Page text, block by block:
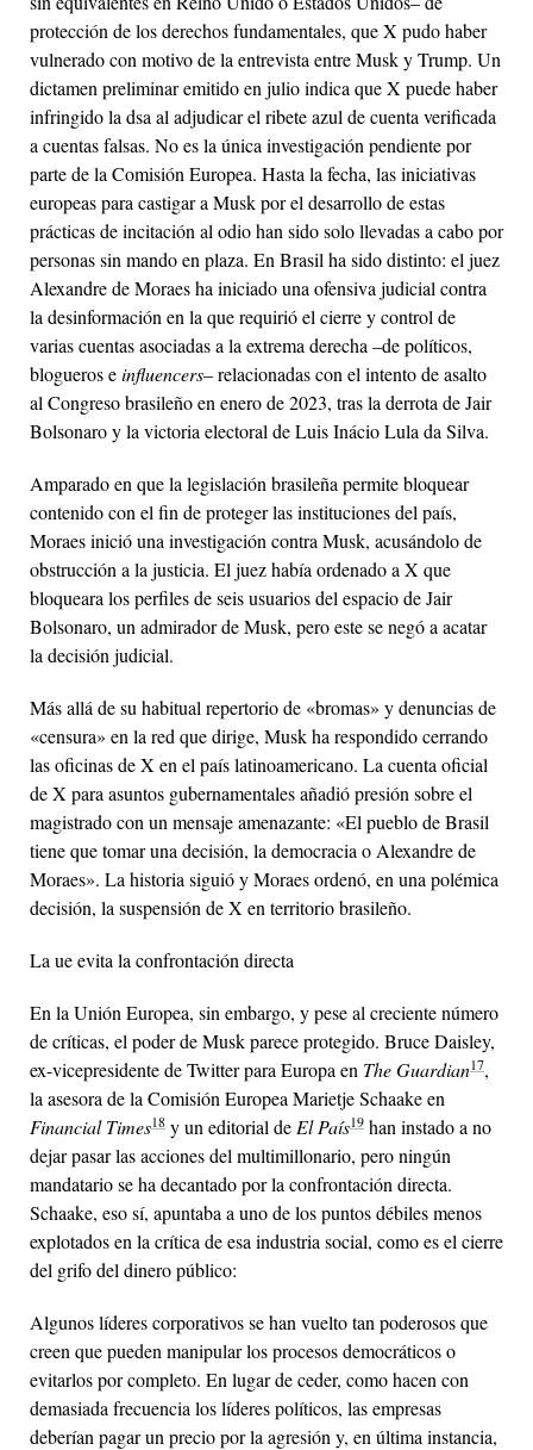
protección de los derechos fundamentales, que X pudo haber
vulnerado con motivo de la entrevista entre Musk y Trump. Un
dictamen preliminar emitido en julio indica que X puede haber
infringido la dsa al adjudicar el ribete azul de cuenta verificada
a cuentas falsas. No es la única investigación pendiente por
parte de la Comisión Europea. Hasta la fecha, las iniciativas
europeas para castigar a Musk por el desarrollo de estas
prácticas de incitación al odio han sido solo llevadas a cabo por
personas sin mando en plaza. En Brasil ha sido distinto: el juez
Alexandre de Moraes ha iniciado una ofensiva judicial contra
la desinformación en la que requirió el cierre y control de
varias cuentas asociadas a la extrema derecha –de políticos,
blogueros einfluencers– relacionadas con el intento de asalto
al Congreso brasileño en enero de 2023, tras la derrota de Jair
Bolsonaro y la victoria electoral de Luis Inácio Lula da Silva.
Amparado en que la legislación brasileña permite bloquear
contenido con el fin de proteger las instituciones del país,
Moraes inició una investigación contra Musk, acusándolo de
obstrucción a la justicia. El juez había ordenado a X que
bloqueara los perfiles de seis usuarios del espacio de Jair
Bolsonaro, un admirador de Musk, pero este se negó a acatar
la decisión judicial.
Más allá de su habitual repertorio de «bromas» y denuncias de
«censura» en la red que dirige, Musk ha respondido cerrando
las oficinas de X en el país latinoamericano. La cuenta oficial
de X para asuntos gubernamentales añadió presión sobre el
magistrado con un mensaje amenazante: «El pueblo de Brasil
tiene que tomar una decisión, la democracia o Alexandre de
Moraes». La historia siguió y Moraes ordenó, en una polémica
decisión, la suspensión de X en territorio brasileño.
La ueevita la confrontación directa
En la Unión Europea, sin embargo, y pese al creciente número
de críticas, el poder de Musk parece protegido. Bruce Daisley,
ex-vicepresidente de Twitter para Europa en The Guardian17,
la asesora de la Comisión Europea Marietje Schaake en
Financial Times18 y un editorial de El País19 han instado a no
dejar pasar las acciones del multimillonario, pero ningún
mandatario se ha decantado por la confrontación directa.
Schaake, eso sí, apuntaba a uno de los puntos débiles menos
explotados en la crítica de esa industria social, como es el cierre
del grifo del dinero público:
Algunos líderes corporativos se han vuelto tan poderosos que
creen que pueden manipular los procesos democráticos o
evitarlos por completo. En lugar de ceder, como hacen con
demasiada frecuencia los líderes políticos, las empresas
deberían pagar un precio por la agresión y, en última instancia,